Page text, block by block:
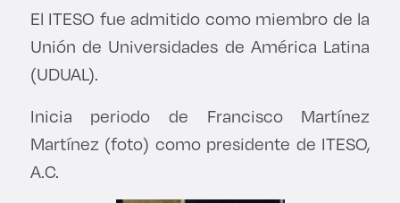
El ITESO fue admitido como miembro de la
Unión de Universidades de América Latina
(UDUAL).
Inicia periodo de Francisco Martínez
Martínez (foto) como presidente de ITESO,
A.C.